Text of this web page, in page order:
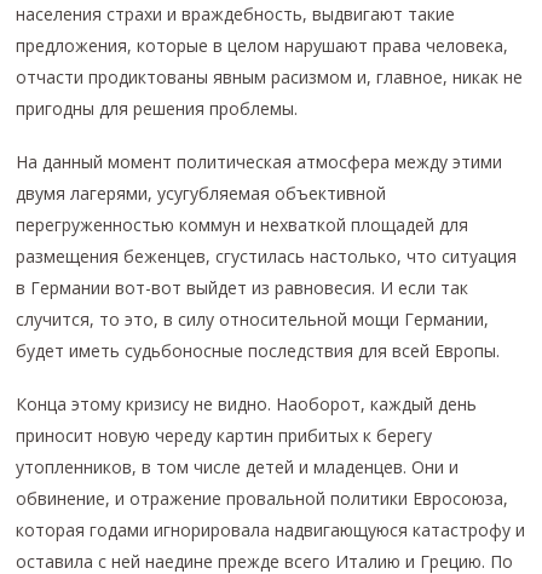
населения страхи и враждебность, выдвигают такие
предложения, которые в целом нарушают права человека,
отчасти продиктованы явным расизмом и, главное, никак не
пригодны для решения проблемы.
На данный момент политическая атмосфера между этими
двумя лагерями, усугубляемая объективной
перегруженностью коммун и нехваткой площадей для
размещения беженцев, сгустилась настолько, что ситуация
в Германии вот-вот выйдет из равновесия. И если так
случится, то это, в силу относительной мощи Германии,
будет иметь судьбоносные последствия для всей Европы.
Конца этому кризису не видно. Наоборот, каждый день
приносит новую череду картин прибитых к берегу
утопленников, в том числе детей и младенцев. Они и
обвинение, и отражение провальной политики Евросоюза,
которая годами игнорировала надвигающуюся катастрофу и
оставила с ней наедине прежде всего Италию и Грецию. По